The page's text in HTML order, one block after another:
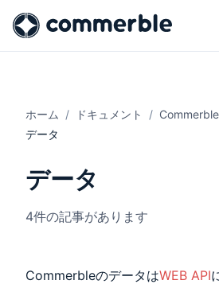
ホーム ドキュメント
データ
データ
4件の記事があります
CommerbleのデータはWEB API